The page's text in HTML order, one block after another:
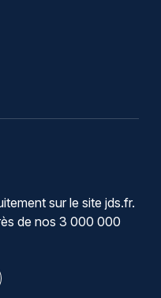
sur le site jds.fr.
de nos 3 000 000